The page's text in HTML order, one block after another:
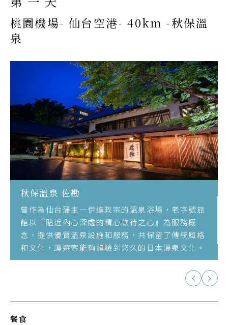
桃園機場- 仙台空港- 40km -秋保溫
泉
秋保溫泉 佐勘
曾作為仙台藩主－伊達政宗的溫泉浴場，老字號旅
館以『貼近內心深處的精心款待之心』為服務概
念，提供優質溫泉設施和服務，共保留了傳統風格
和文化，讓遊客能夠體驗到悠久的日本溫泉文化。
餐食